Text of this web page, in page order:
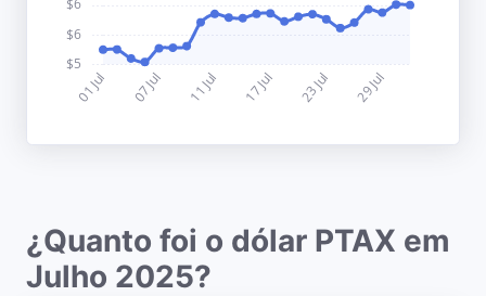
¿Quanto foi o dólar PTAX em
Julho 2025?